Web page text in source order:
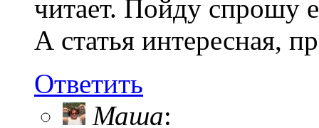
читает. Пойду спрошу
А статья интересная,
Ответить
Маша: